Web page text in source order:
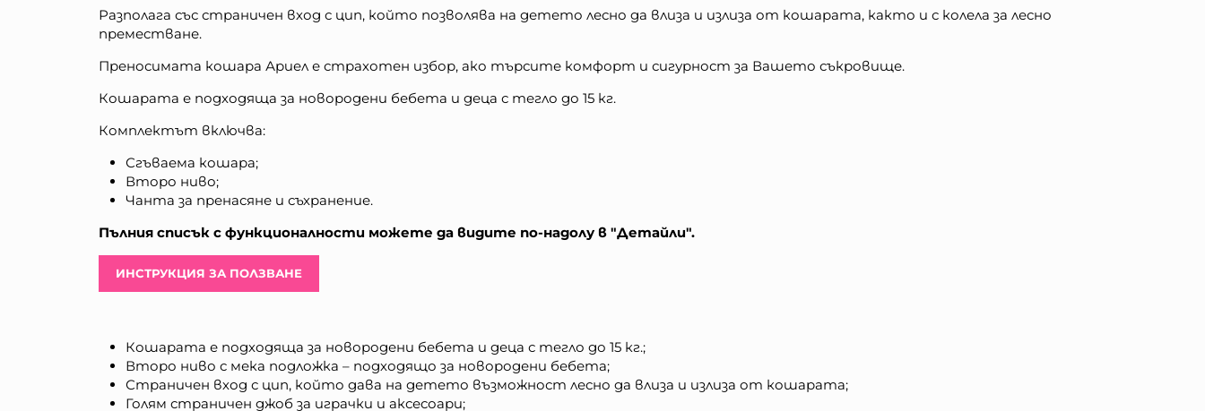
Разполага със страничен вход с цип, който позволява на детето лесно да влиза и излиза от кошарата, както и с колела за лесно
преместване.
Преносимата кошара Ариел е страхотен избор, ако търсите комфорт и сигурност за Вашето съкровище.
Кошарата е подходяща за новородени бебета и деца с тегло до 15 кг.
Комплектът включва:
Сгъваема кошара;
Второ ниво;
Чанта за пренасяне и съхранение.
Пълния списък с функционалности можете да видите по-надолу в "Детайли".
ИНСТРУКЦИЯ ЗА ПОЛЗВАНЕ
Кошарата е подходяща за новородени бебета и деца с тегло до 15 кг.;
Второ ниво с мека подложка – подходящо за новородени бебета;
Страничен вход с цип, който дава на детето възможност лесно да влиза и излиза от кошарата;
Голям страничен джоб за играчки и аксесоари;